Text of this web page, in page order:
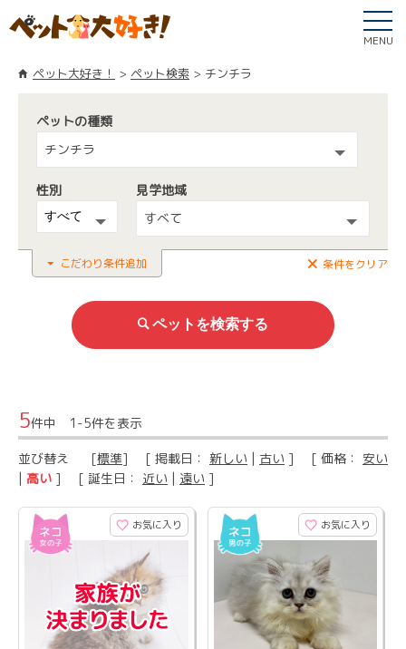
MENU
ペット大好き！ ペット検索 チンチラ
ペットの種類
チンチラ
性別
見学地域
すべて
こだわり条件追加 条件をクリア
5件中 1-5件を表示
並び替え [標準] [ 掲載日： 新しい | 古い ] [ 価格： 安い
| 高い ] [ 誕生日： 近い | 遠い ]
お気に入り お気に入り